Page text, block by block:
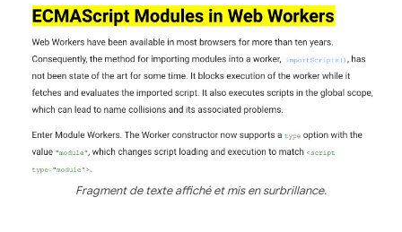
Fragment de texte affiché et mis en surbrillance.